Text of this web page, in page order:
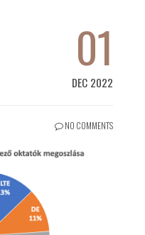
01
DEC 2022
NO COMMENTS